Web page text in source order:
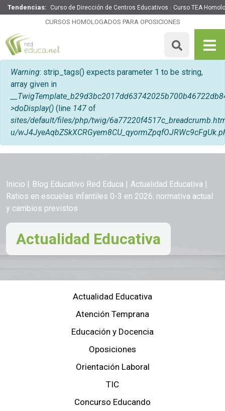
Tendencias: Curso de Dirección de Centros Educativos Curso TEA
CURSOS HOMOLOGADOS PARA OPOSICIONES
Mensaje de error
Warning: strip_tags() expects parameter 1 to be string,
array given in
>doDisplay() (line 147 of
sites/default/files/php/twig/
u/
Inicio Blog Educativo Red Educa
Actualidad Educativa
Ratios en escuelas infantiles 0-3 en 2026: normativa actual
y cambios previstos
Actualidad Educativa
Actualidad Educativa
Atención Temprana
Educación y Docencia
Oposiciones
Orientación Laboral
TIC
Concurso Educando